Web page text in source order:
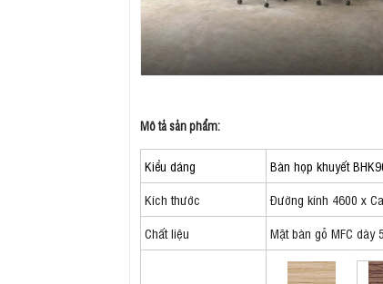
Mô tả sản phẩm:
Kiểu dáng
Bàn họp khuyết
Kích thước
Đường kính 4600 x
Chất liệu
Mặt bàn gỗ MFC dày